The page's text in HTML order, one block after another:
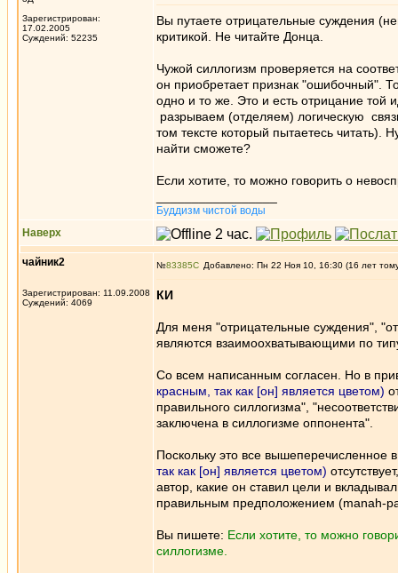
Зарегистрирован:
17.02.2005
Суждений: 52235
Вы путаете отрицательные суждения
критикой. Не читайте Донца.
Чужой силлогизм проверяется на
он приобретает признак "ошибочный".
одно и то же. Это и есть отрицание
разрываем (отделяем) логическую
том тексте который пытаетесь
найти сможете?
Если хотите, то можно говорить о
Буддизм чистой воды
Наверх
чайник2
Зарегистрирован: 11.09.2008
Суждений: 4069
№83385 Добавлено: Пн 22 Ноя 10, 16:30 (16 лет
КИ
Для меня "отрицательные суждения",
являются взаимоохватывающими по
Со всем написанным согласен. Но в
красным, так как [он] является цветом)
правильного силлогизма",
заключена в силлогизме оппонента".
Поскольку это все
так как [он] является цветом)
автор, какие он ставил цели и
правильным предположением (manah-
Вы пишете: Если хотите, то можно
силлогизме.